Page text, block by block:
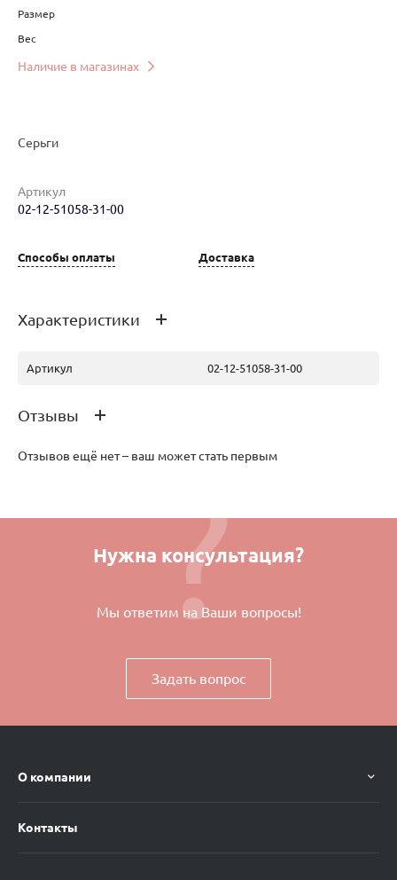
Размер
Вес
Наличие в магазинах
Серьги (29871476)
Серьги
Артикул
02-12-51058-31-00
Способы оплаты Доставка
Характеристики
Артикул 02-12-51058-31-00
Отзывы
Отзывов ещё нет – ваш может стать первым
Нужна консультация?
Мы ответим на Ваши вопросы!
Задать вопрос
О компании
Контакты